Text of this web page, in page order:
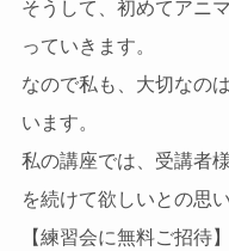
そうして、初めてアニ
っていきます。
なので私も、大切なの
います。
私の講座では、受講者
を続けて欲しいとの思い
【練習会に無料ご招待